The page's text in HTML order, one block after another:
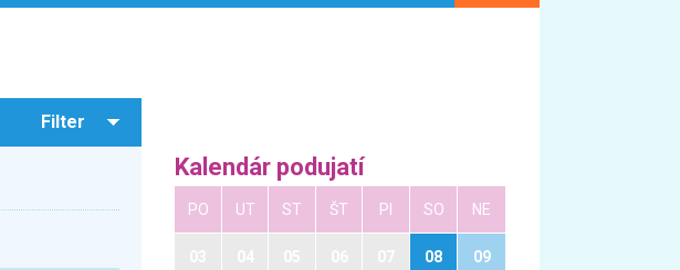
Filter
Kalendár podujatí
PO UT ST ŠT PI SO NE
08 09